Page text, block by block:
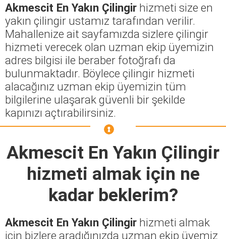
Akmescit En Yakın Çilingir hizmeti size en
yakın çilingir ustamız tarafından verilir.
Mahallenize ait sayfamızda sizlere çilingir
hizmeti verecek olan uzman ekip üyemizin
adres bilgisi ile beraber fotoğrafı da
bulunmaktadır. Böylece çilingir hizmeti
alacağınız uzman ekip üyemizin tüm
bilgilerine ulaşarak güvenli bir şekilde
kapınızı açtırabilirsiniz.
Akmescit En Yakın Çilingir
hizmeti almak için ne
kadar beklerim?
Akmescit En Yakın Çilingir hizmeti almak
için bizlere aradığınızda uzman ekip üyemiz